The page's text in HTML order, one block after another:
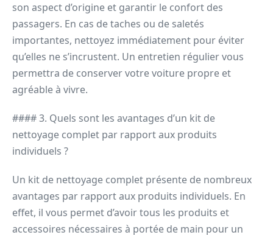
son aspect d’origine et garantir le confort des
passagers. En cas de taches ou de saletés
importantes, nettoyez immédiatement pour éviter
qu’elles ne s’incrustent. Un entretien régulier vous
permettra de conserver votre voiture propre et
agréable à vivre.
#### 3. Quels sont les avantages d’un kit de
nettoyage complet par rapport aux produits
individuels ?
Un kit de nettoyage complet présente de nombreux
avantages par rapport aux produits individuels. En
effet, il vous permet d’avoir tous les produits et
accessoires nécessaires à portée de main pour un